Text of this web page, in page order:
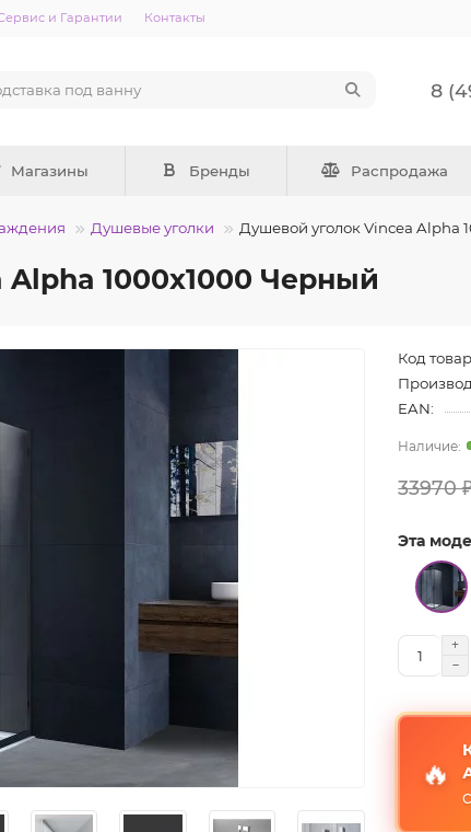
и Гарантии Контакты
8
Магазины Бренды Распродажа
Душевые уголки Душевой уголок Vincea Alpha
1000x1000 Черный
Код
EAN:
33970
Эта
🔥